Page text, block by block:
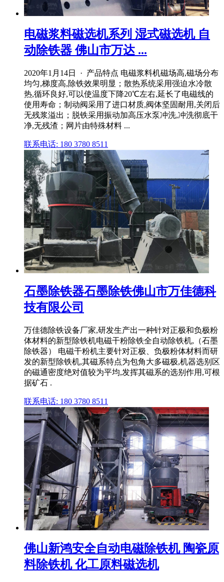
电磁浆料磁选机系列 湿式磁选机 自
动除铁器 佛山市万达 ...
2020年1月14日 · 产品特点 电磁浆料机磁场高,磁场分布
均匀,梯度高,除铁效果明显；散热系统采用强迫水冷散
热,循环良好,可以使温度下降20℃左右,延长了电磁线的
使用寿命；制动阀采用了进口材质,阀体坚固耐用,关闭后
无残浆溢出；脱铁采用振动加高压水泵冲洗,冲洗彻底干
净,无残渣；网片由特殊材料 ...
联系电话: 180 3780 8511
石墨除铁器石墨除铁佛山市万佳德科
技有限公司
万佳德除铁设备厂家,研发生产出一种针对正极和负极粉
体材料的新型除铁机电磁干粉除铁全自动除铁机,（石墨
除铁器） 电磁干粉机主要针对正极、负极粉体材料而研
发的新型除铁机,其磁系特点为包角大多磁极,机器选别区
的磁通密度绝对值较为平均,发挥其磁系的选别作用,可根
据矿石 .
联系电话: 180 3780 8511
佛山新鸿安全自动电磁除铁机 陶瓷原
料除铁机 化工原料磁选机